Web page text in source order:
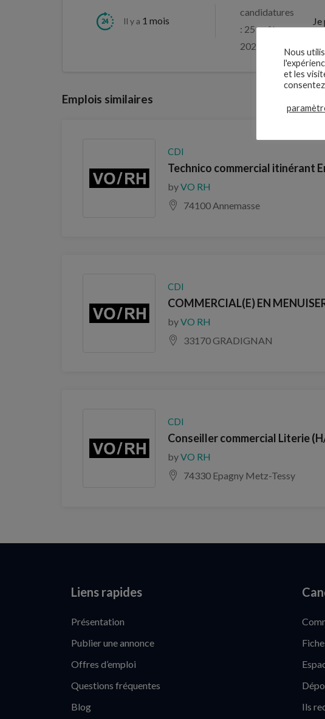
Il y a 1 mois
candidatures
: 25 août
2026
Emplois similaires
CDI
Technico commercial itinérant
byVO RH
74100 Annemasse
CDI
COMMERCIAL(E) EN
byVO RH
33170 GRADIGNAN
CDI
Conseiller commercial Literie
byVO RH
74330 Epagny Metz-Tessy
Liens rapides
Présentation
Publier une annonce
Offres d’emploi
Questions fréquentes
Blog
Ils
Nous
et les